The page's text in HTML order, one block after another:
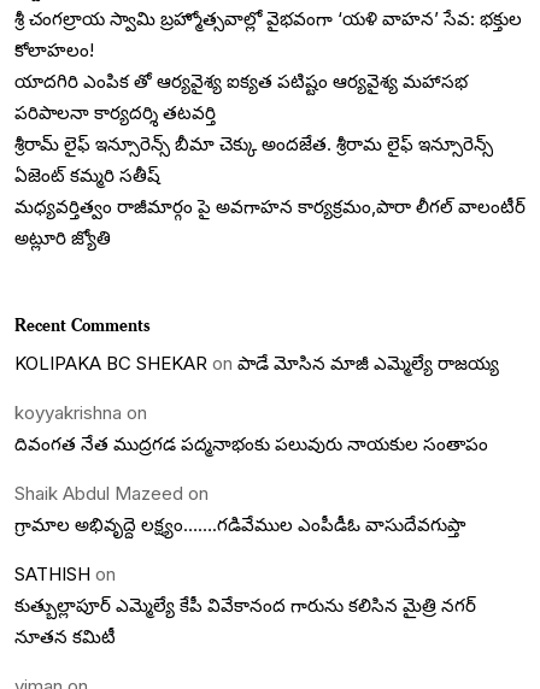
శ్రీ చంగల్రాయ స్వామి బ్రహ్మోత్సవాల్లో వైభవంగా ‘యళి వాహన’ సేవ: భక్తుల
కోలాహలం!
యాదగిరి ఎంపిక తో ఆర్యవైశ్య ఐక్యత పటిష్టం ఆర్యవైశ్య మహాసభ
పరిపాలనా కార్యదర్శి తటవర్తి
శ్రీరామ్ లైఫ్ ఇన్సూరెన్స్ బీమా చెక్కు అందజేత. శ్రీరామ లైఫ్ ఇన్సూరెన్స్
ఏజెంట్ కమ్మరి సతీష్
మధ్యవర్తిత్వం రాజీమార్గం పై అవగాహన కార్యక్రమం,పారా లీగల్ వాలంటీర్
అట్లూరి జ్యోతి
Recent Comments
KOLIPAKA BC SHEKAR on పాడే మోసిన మాజీ ఎమ్మెల్యే రాజయ్య
koyyakrishna on
దివంగత నేత ముద్రగడ పద్మనాభంకు పలువురు నాయకుల సంతాపం
Shaik Abdul Mazeed on
గ్రామాల అభివృద్దె లక్ష్యం…….గడివేముల ఎంపీడీఓ వాసుదేవగుప్తా
SATHISH on
కుత్బుల్లాపూర్ ఎమ్మెల్యే కేపీ వివేకానంద గారును కలిసిన మైత్రి నగర్
నూతన కమిటీ